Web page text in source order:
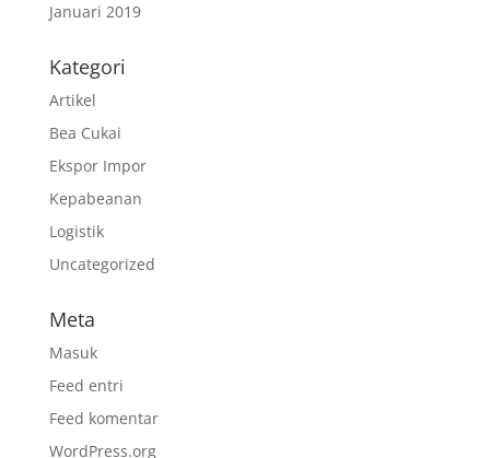
Januari 2019
Kategori
Artikel
Bea Cukai
Ekspor Impor
Kepabeanan
Logistik
Uncategorized
Meta
Masuk
Feed entri
Feed komentar
WordPress.org